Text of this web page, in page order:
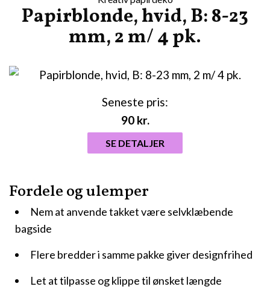
Papirblonde, hvid, B: 8-23
mm, 2 m/ 4 pk.
Fordele og ulemper
Nem at anvende takket være selvklæbende
bagside
Flere bredder i samme pakke giver designfrihed
Let at tilpasse og klippe til ønsket længde
Seneste pris:
90 kr.
SE DETALJER